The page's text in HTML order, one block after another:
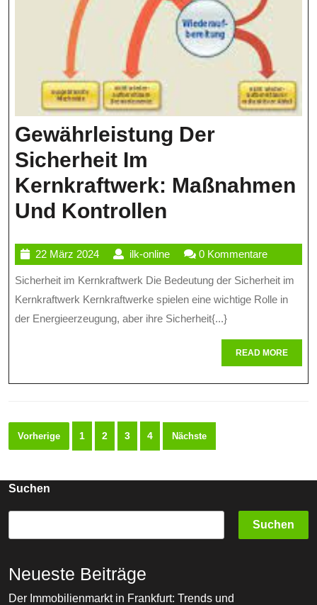
Gewährleistung Der
Sicherheit Im
Kernkraftwerk: Maßnahmen
Und Kontrollen
Sicherheit
Im
Kernkraftwerk:
Maßnahmen
Kontrollen
22 März 202422
März
2024
ilk-onlineilk-
online
0 Kommentare
Sicherheit im Kernkraftwerk Die Bedeutung der Sicherheit im
Kernkraftwerk Kernkraftwerke spielen eine wichtige Rolle in
der Energieerzeugung, aber ihre Sicherheit{...}
READ MOREREAD
MORE
Seitennummerierung
der
Vorherige 1 2 3 4 Nächste
Suchen
Suchen
Neueste Beiträge
Der Immobilienmarkt in Frankfurt: Trends und